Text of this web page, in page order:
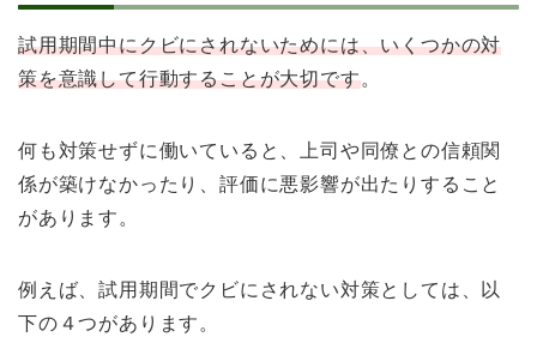
試用期間中にクビにされないためには、いくつかの対
策を意識して行動することが大切です。
何も対策せずに働いていると、上司や同僚との信頼関
係が築けなかったり、評価に悪影響が出たりすること
があります。
例えば、試用期間でクビにされない対策としては、以
下の４つがあります。